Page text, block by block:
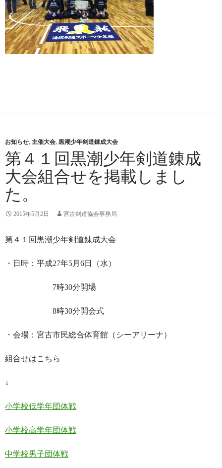
お知らせ, 主催大会, 黒潮少年剣道錬成大会
第４１回黒潮少年剣道錬成
大会組合せを掲載しまし
た。
2015年5月2日 宮古剣道協会事務局
第４１回黒潮少年剣道錬成大会
・日時：平成27年5月6日（水）
7時30分開場
8時30分開会式
・会場：宮古市民総合体育館（シーアリーナ）
組合せはこちら
↓
小学校低学年団体戦
小学校高学年団体戦
中学校男子団体戦